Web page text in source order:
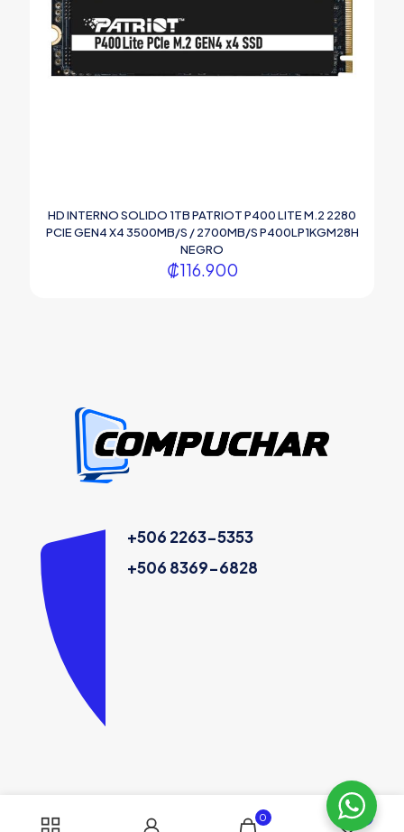
HD INTERNO SOLIDO 1TB PATRIOT P400 LITE M.2 2280
PCIE GEN4 X4 3500MB/S / 2700MB/S P400LP1KGM28H
NEGRO
₡116.900
+506 2263-5353
+506 8369-6828
0 0